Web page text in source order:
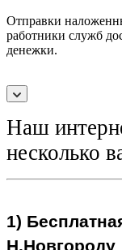
Отправки
работники служб
денежки.
Наш
несколько
1)